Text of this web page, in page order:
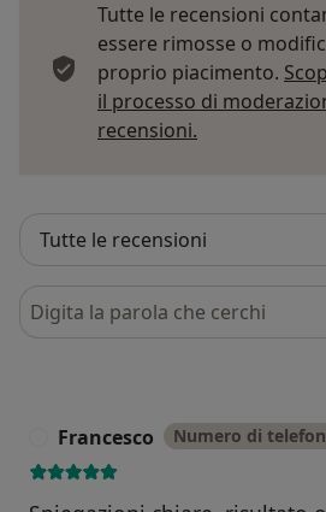
Tutte le recensioni
essere rimosse o
proprio piacimento.
il processo di
recensioni.
Cerca nelle recensioni
Francesco Numero di